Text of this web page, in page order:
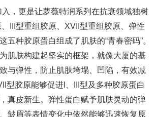
，更是让萝薇特润系列在抗衰领域独树
III型重组胶原、XVII型重组胶原、弹性
五种胶原蛋白组成了肌肤的“青春密码”。
肌肤构建起坚实的框架，就像大厦的基
与弹性，防止肌肤垮塌、凹陷，有效减
型胶原能够促进I、III型及多种胶原蛋白
真皮新生。弹性蛋白赋予肌肤灵动的弹
皱眉等表情变化中依然能够迅速恢复原